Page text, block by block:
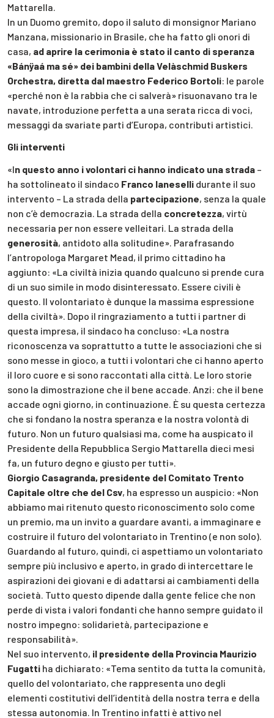
Mattarella.
In un Duomo gremito, dopo il saluto di monsignor Mariano
Manzana, missionario in Brasile, che ha fatto gli onori di
casa, ad aprire la cerimonia è stato il canto di speranza
«Bánÿaá ma sé» dei bambini della Velàschmid Buskers
Orchestra, diretta dal maestro Federico Bortoli: le parole
«perché non è la rabbia che ci salverà» risuonavano tra le
navate, introduzione perfetta a una serata ricca di voci,
messaggi da svariate parti d’Europa, contributi artistici.
Gli interventi
«In questo anno i volontari ci hanno indicato una strada –
ha sottolineato il sindaco Franco Ianeselli durante il suo
intervento – La strada della partecipazione, senza la quale
non c’è democrazia. La strada della concretezza, virtù
necessaria per non essere velleitari. La strada della
generosità, antidoto alla solitudine». Parafrasando
l’antropologa Margaret Mead, il primo cittadino ha
aggiunto: «La civiltà inizia quando qualcuno si prende cura
di un suo simile in modo disinteressato. Essere civili è
questo. Il volontariato è dunque la massima espressione
della civiltà». Dopo il ringraziamento a tutti i partner di
questa impresa, il sindaco ha concluso: «La nostra
riconoscenza va soprattutto a tutte le associazioni che si
sono messe in gioco, a tutti i volontari che ci hanno aperto
il loro cuore e si sono raccontati alla città. Le loro storie
sono la dimostrazione che il bene accade. Anzi: che il bene
accade ogni giorno, in continuazione. È su questa certezza
che si fondano la nostra speranza e la nostra volontà di
futuro. Non un futuro qualsiasi ma, come ha auspicato il
Presidente della Repubblica Sergio Mattarella dieci mesi
fa, un futuro degno e giusto per tutti».
Giorgio Casagranda, presidente del Comitato Trento
Capitale oltre che del Csv, ha espresso un auspicio: «Non
abbiamo mai ritenuto questo riconoscimento solo come
un premio, ma un invito a guardare avanti, a immaginare e
costruire il futuro del volontariato in Trentino (e non solo).
Guardando al futuro, quindi, ci aspettiamo un volontariato
sempre più inclusivo e aperto, in grado di intercettare le
aspirazioni dei giovani e di adattarsi ai cambiamenti della
società. Tutto questo dipende dalla gente felice che non
perde di vista i valori fondanti che hanno sempre guidato il
nostro impegno: solidarietà, partecipazione e
responsabilità».
Nel suo intervento, il presidente della Provincia Maurizio
Fugatti ha dichiarato: «Tema sentito da tutta la comunità,
quello del volontariato, che rappresenta uno degli
elementi costitutivi dell’identità della nostra terra e della
stessa autonomia. In Trentino infatti è attivo nel